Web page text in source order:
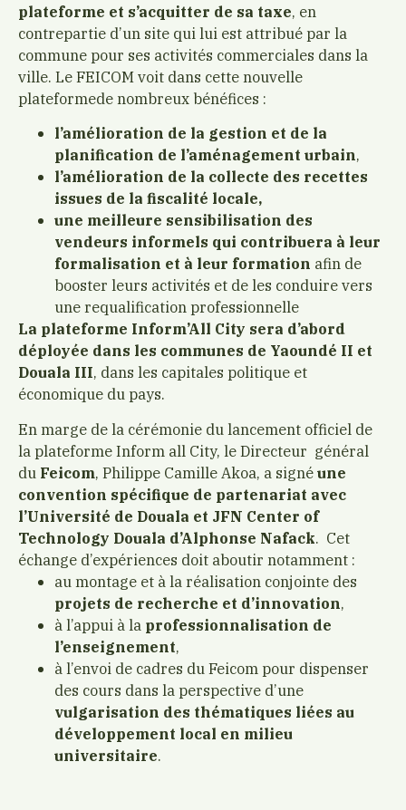
plateforme et s’acquitter de sa taxe, en
contrepartie d’un site qui lui est attribué par la
commune pour ses activités commerciales dans la
ville. Le FEICOM voit dans cette nouvelle
plateformede nombreux bénéfices :
l’amélioration de la gestion et de la
planification de l’aménagement urbain,
l’amélioration de la collecte des recettes
issues de la fiscalité locale,
une meilleure sensibilisation des
vendeurs informels qui contribuera à leur
formalisation et à leur formation afin de
booster leurs activités et de les conduire vers
une requalification professionnelle
La plateforme Inform’All City sera d’abord
déployée dans les communes de Yaoundé II et
Douala III, dans les capitales politique et
économique du pays.
En marge de la cérémonie du lancement officiel de
la plateforme Inform all City, le Directeur général
du Feicom, Philippe Camille Akoa, a signéune
convention spécifique de partenariat avec
l’Université de Douala et JFN Center of
Technology Douala d’Alphonse Nafack. Cet
échange d’expériences doit aboutir notamment :
au montage et à la réalisation conjointe des
projets de recherche et d’innovation,
à l’appui à la professionnalisation de
l’enseignement,
à l’envoi de cadres du Feicom pour dispenser
des cours dans la perspective d’une
vulgarisation des thématiques liées au
développement local en milieu
universitaire.